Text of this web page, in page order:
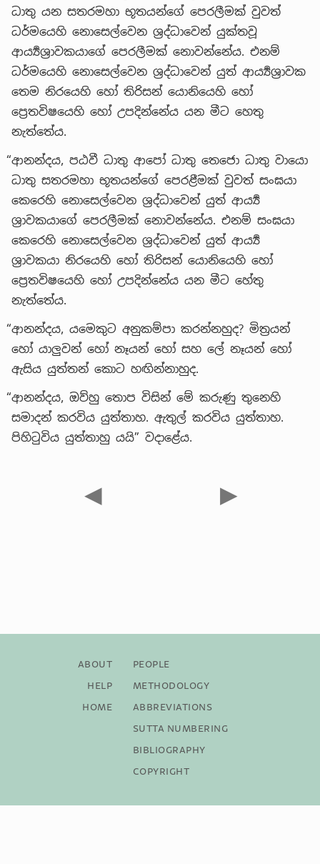
ධාතු යන සතරමහා භූතයන්ගේ පෙරලීමක් වුවත්
ධර්මයෙහි නොසෙල්වෙන ශ්‍රද්ධාවෙන් යුක්තවූ
ආර්‍ය්‍යශ්‍රාවකයාගේ පෙරලීමක් නොවන්නේය. එනම්
ධර්මයෙහි නොසෙල්වෙන ශ්‍රද්ධාවෙන් යුත් ආර්‍ය්‍යශ්‍රාවක
තෙම නිරයෙහි හෝ තිරිසන් යොනියෙහි හෝ
ප්‍රෙතවිෂයෙහි හෝ උපදින්නේය යන මීට හෙතු
නැත්තේය.
“ආනන්දය, පඨවී ධාතු ආපෝ ධාතු තෙජො ධාතු වායො
ධාතු සතරමහා භූතයන්ගේ පෙරළීමක් වුවත් සංඝයා
කෙරෙහි නොසෙල්වෙන ශ්‍රද්ධාවෙන් යුත් ආර්‍ය්‍ය
ශ්‍රාවකයාගේ පෙරලීමක් නොවන්නේය. එනම් සංඝයා
කෙරෙහි නොසෙල්වෙන ශ්‍රද්ධාවෙන් යුත් ආර්‍ය්‍ය
ශ්‍රාවකයා නිරයෙහි හෝ තිරිසන් යොනියෙහි හෝ
ප්‍රෙතවිෂයෙහි හෝ උපදින්නේය යන මීට හේතු
නැත්තේය.
“ආනන්දය, යමෙකුට අනුකම්පා කරන්නහුද? මිත්‍රයන්
හෝ යාලුවන් හෝ නෑයන් හෝ සහ ලේ නෑයන් හෝ
ඇසිය යුත්තන් කොට හඟින්නාහුද.
“ආනන්දය, ඔව්හු තොප විසින් මේ කරුණු තුනෙහි
සමාදන් කරවිය යුත්තාහ. ඇතුල් කරවිය යුත්තාහ.
පිහිටුවිය යුත්තාහු යයි” වදාළේය.
◀ ▶
About
Help
Home
People
Methodology
Abbreviations
Sutta Numbering
Bibliography
Copyright